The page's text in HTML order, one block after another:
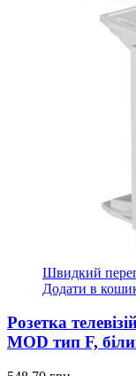
Швидкий
Додати в
Розетка
MOD тип F,